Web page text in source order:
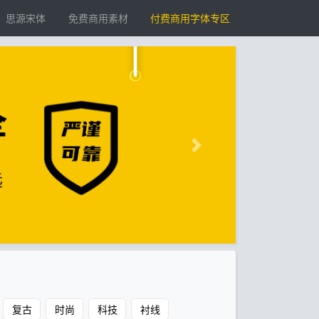
思源宋体 免费商用素材 付费商用字体专区
复古 时尚 科技 衬线